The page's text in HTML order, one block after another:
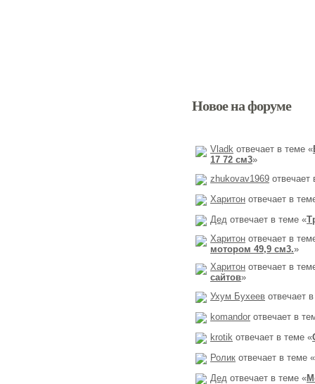
Новое на форуме
Vladk отвечает в теме «
17 72 см3»
zhukovav1969 отвечает
Харитон отвечает в
Дед отвечает в теме «
Харитон отвечает в
мотором 49,9 см3.»
Харитон отвечает в
сайтов»
Ухум Бухеев отвечает
komandor отвечает в
krotik отвечает в теме «
Ролик отвечает в теме «
Дед отвечает в теме «